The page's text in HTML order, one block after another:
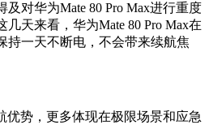
及对华为Mate 80 Pro Max进行重度
几天来看，华为Mate 80 Pro Max在
持一天不断电，不会带来续航焦
优势，更多体现在极限场景和应急